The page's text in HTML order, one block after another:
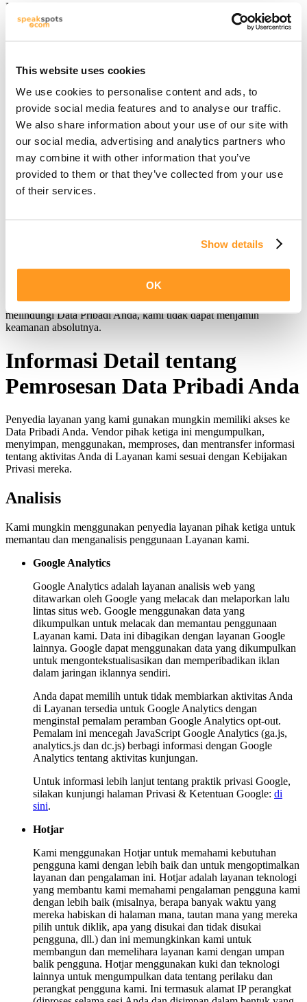
This website uses cookies
We use cookies to personalise content and ads, to
provide social media features and to analyse our traffic.
We also share information about your use of our site with
our social media, advertising and analytics partners who
may combine it with other information that you’ve
provided to them or that they’ve collected from your use
of their services.
Show details
OK
Dalam keadaan tertentu, Perusahaan mungkin diminta untuk
mengungkapkan Data Pribadi Anda jika diminta oleh hukum atau
sebagai respons terhadap permintaan yang sah dari pihak berwenang
Persyaratan Hukum Lainnya
Perusahaan mungkin mengungkapkan Data Pribadi Anda dengan
itikad baik bahwa tindakan tersebut diperlukan untuk:
Melindungi dan membela hak atau properti Perusahaan
Mencegah atau menyelidiki kemungkinan pelanggaran terkait
Layanan
Melindungi keselamatan pribadi Pengguna Layanan atau
publik
Keamanan Data Pribadi Anda
penyimpanan elektronik yang 100% aman. Meskipun kami berusaha
menggunakan cara yang dapat diterima secara komersial untuk
melindungi Data Pribadi Anda, kami tidak dapat menjamin
keamanan absolutnya.
Informasi Detail tentang
Pemrosesan Data Pribadi Anda
Penyedia layanan yang kami gunakan mungkin memiliki akses ke
Data Pribadi Anda. Vendor pihak ketiga ini mengumpulkan,
menyimpan, menggunakan, memproses, dan mentransfer informasi
tentang aktivitas Anda di Layanan kami sesuai dengan Kebijakan
Privasi mereka.
Analisis
Kami mungkin menggunakan penyedia layanan pihak ketiga untuk
memantau dan menganalisis penggunaan Layanan kami.
Google Analytics
Google Analytics adalah layanan analisis web yang
ditawarkan oleh Google yang melacak dan melaporkan lalu
lintas situs web. Google menggunakan data yang
dikumpulkan untuk melacak dan memantau penggunaan
Layanan kami. Data ini dibagikan dengan layanan Google
lainnya. Google dapat menggunakan data yang dikumpulkan
untuk mengontekstualisasikan dan memperibadikan iklan
dalam jaringan iklannya sendiri.
Anda dapat memilih untuk tidak membiarkan aktivitas Anda
di Layanan tersedia untuk Google Analytics dengan
menginstal pemalam peramban Google Analytics opt-out.
Pemalam ini mencegah JavaScript Google Analytics (ga.js,
analytics.js dan dc.js) berbagi informasi dengan Google
Analytics tentang aktivitas kunjungan.
Untuk informasi lebih lanjut tentang praktik privasi Google,
silakan kunjungi halaman Privasi & Ketentuan Google: di
sini.
Hotjar
Kami menggunakan Hotjar untuk memahami kebutuhan
pengguna kami dengan lebih baik dan untuk mengoptimalkan
layanan dan pengalaman ini. Hotjar adalah layanan teknologi
yang membantu kami memahami pengalaman pengguna kami
dengan lebih baik (misalnya, berapa banyak waktu yang
mereka habiskan di halaman mana, tautan mana yang mereka
pilih untuk diklik, apa yang disukai dan tidak disukai
pengguna, dll.) dan ini memungkinkan kami untuk
membangun dan memelihara layanan kami dengan umpan
balik pengguna. Hotjar menggunakan kuki dan teknologi
lainnya untuk mengumpulkan data tentang perilaku dan
perangkat pengguna kami. Ini termasuk alamat IP perangkat